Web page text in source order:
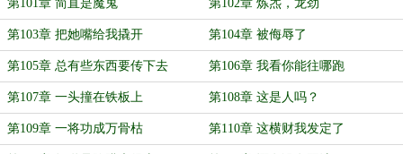
第101章 简直是魔鬼 第102章 炼炁，龙劲
第103章 把她嘴给我撬开 第104章 被侮辱了
第105章 总有些东西要传下去 第106章 我看你能往哪跑
第107章 一头撞在铁板上 第108章 这是人吗？
第109章 一将功成万骨枯 第110章 这横财我发定了